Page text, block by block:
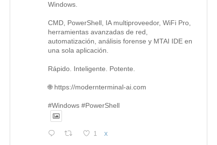
Windows.
CMD, PowerShell, IA multiproveedor, WiFi Pro,
herramientas avanzadas de red,
automatización, análisis forense y MTAI IDE en
una sola aplicación.
Rápido. Inteligente. Potente.
🌐 https://modernterminal-ai.com
#Windows #PowerShell
1 X